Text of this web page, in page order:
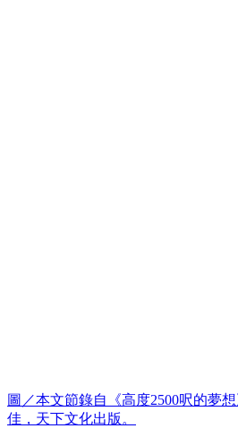
圖／本文節錄自《高度2500呎的夢
佳，天下文化出版。